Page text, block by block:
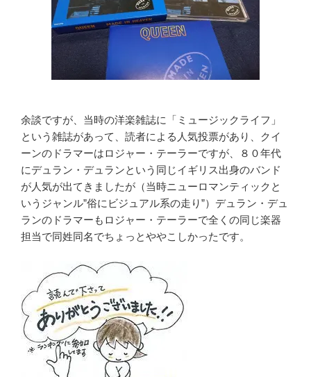
余談ですが、当時の洋楽雑誌に「ミュージックライフ」
という雑誌があって、読者による人気投票があり、クイ
ーンのドラマーはロジャー・テーラーですが、８０年代
にデュラン・デュランという同じイギリス出身のバンド
が人気が出てきましたが（当時ニューロマンティックと
いうジャンル”俗にビジュアル系の走り”）デュラン・デュ
ランのドラマーもロジャー・テーラーで全くの同じ楽器
担当で同姓同名でちょっとややこしかったです。